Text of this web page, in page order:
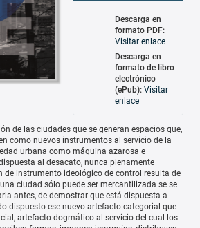
Descarga en
formato PDF:
Visitar enlace
Descarga en
formato de libro
electrónico
(ePub): Visitar
enlace
de las ciudades que se generan espacios que,
como nuevos instrumentos al servicio de la
urbana como máquina azarosa e
al desacato, nunca plenamente
de instrumento ideológico de control resulta de
ciudad sólo puede ser mercantilizada se se
antes, de demostrar que está dispuesta a
dispuesto ese nuevo artefacto categorial que
artefacto dogmático al servicio del cual los